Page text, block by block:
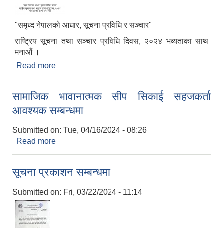
"समृध्द नेपालको आधार, सूचना प्रविधि र सञ्चार"
राष्ट्रिय सूचना तथा सञ्चार प्रविधि दिवस, २०२४ भव्यताका साथ
मनाऔं ।
Read more
सामाजिक भावानात्मक सीप सिकाई सहजकर्ता
आवश्यक सम्बन्धमा
Submitted on: Tue, 04/16/2024 - 08:26
Read more
सूचना प्रकाशन सम्बन्धमा
Submitted on: Fri, 03/22/2024 - 11:14